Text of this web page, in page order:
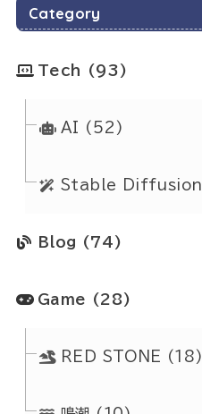
Category
Tech (93)
AI (52)
Stable Diffusion
Blog (74)
Game (28)
RED STONE (18)